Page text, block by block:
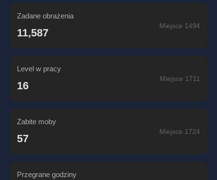
Zadane obrażenia
11,587
Miejsce 1494
Level w pracy
16
Miejsce 1711
Zabite moby
57
Miejsce 1724
Przegrane godziny